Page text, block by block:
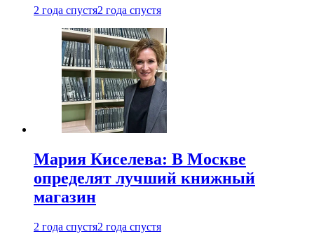
2 года спустя2 года спустя
Мария Киселева: В Москве
определят лучший книжный
магазин
2 года спустя2 года спустя